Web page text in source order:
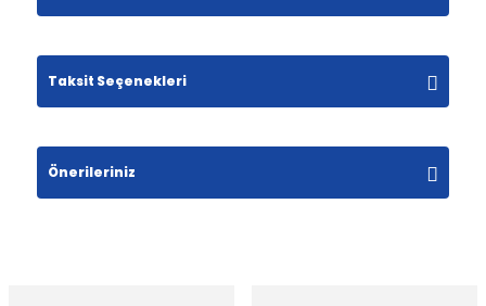
Bu ürüne ilk yorumu siz yapın!
Yorum Yaz
Taksit Seçenekleri
Önerileriniz